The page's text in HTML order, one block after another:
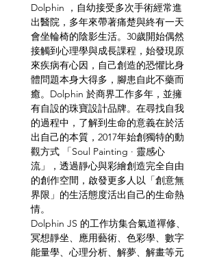
Dolphin ，自幼接受多次手術經常進
出醫院，多年來帶著痛楚與終有一天
會坐輪椅的陰影生活。30歲開始偶然
接觸到心理學與成長課程，始發現原
來疾病有心因，自己創造的恐懼比身
體問題本身大得多，腳患自此不藥而
癒。Dolphin 於商界工作多年，並擁
有自設的珠寶設計品牌。在尋找自我
的過程中，了解到生命的意義在於活
出自己的本質，2017年始創獨特的動
觀方式 「Soul Painting · 靈感心
流」，透過靜心與彩繪創造完全自由
的創作空間，啟發更多人以「創意無
界限」的生活態度活出自己的生命熱
情。
Dolphin JS 的工作坊集合氣道禪修、
冥想靜坐、應用藝術、色彩學、數字
能量學、心理分析、解夢、解畫等元